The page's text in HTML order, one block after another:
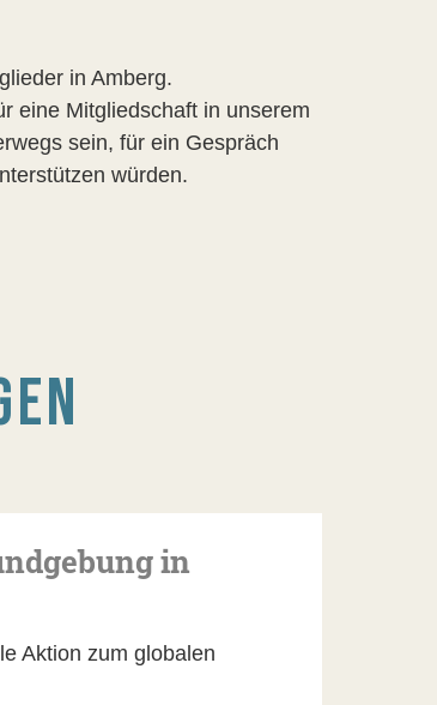
in Amberg.
eine Mitgliedschaft in unserem
sein, für ein Gespräch
würden.
in
Aktion zum globalen